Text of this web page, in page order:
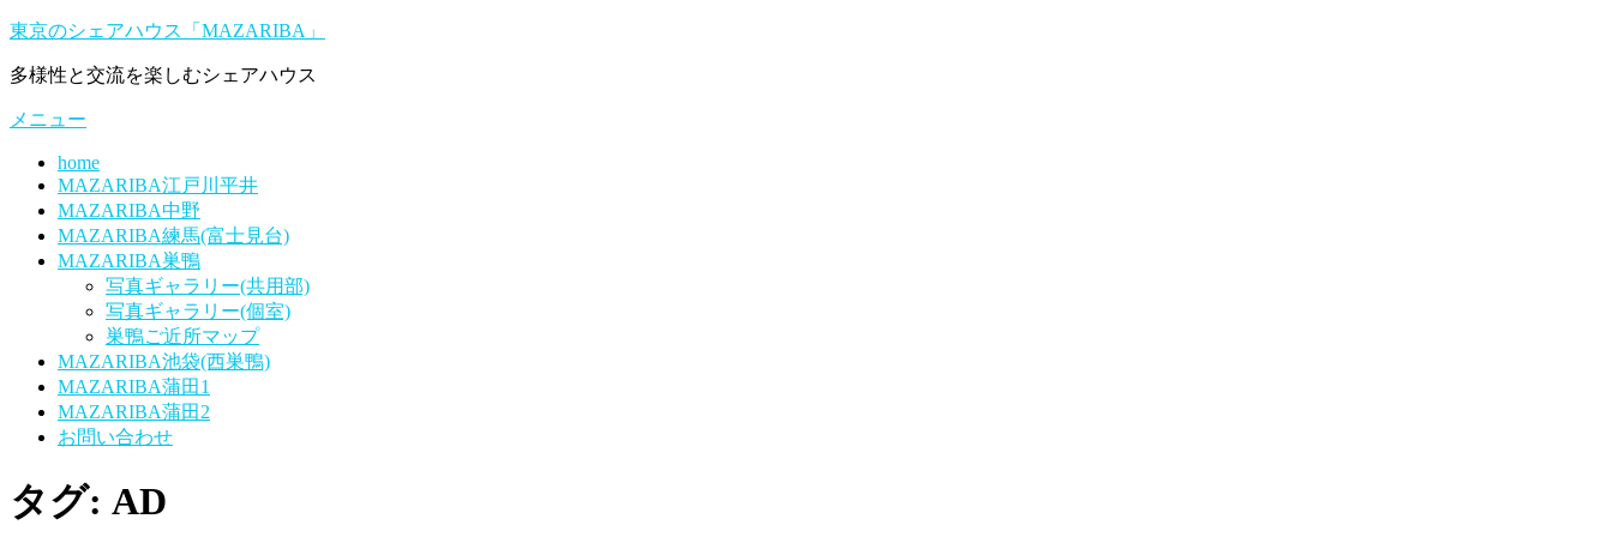
コ
テ
ツ
東京のシェアハウス「MAZARIBA」
多様性と交流を楽しむシェアハウス
メニュー
home
MAZARIBA江戸川平井
MAZARIBA中野
MAZARIBA練馬(富士見台)
MAZARIBA巣鴨
写真ギャラリー(共用部)
写真ギャラリー(個室)
巣鴨ご近所マップ
MAZARIBA池袋(西巣鴨)
MAZARIBA蒲田1
MAZARIBA蒲田2
お問い合わせ
タグ: AD